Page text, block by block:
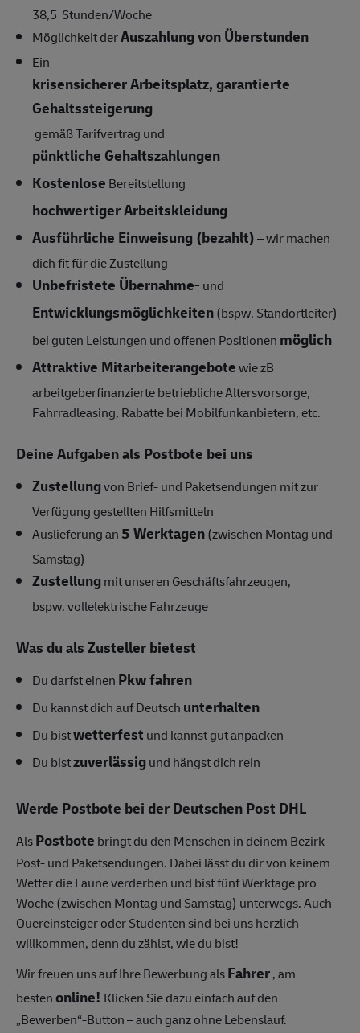
38,5 Stunden/Woche
Möglichkeit derAuszahlung von Überstunden
Ein
krisensicherer Arbeitsplatz, garantierte
Gehaltssteigerung
gemäß Tarifvertrag und
pünktliche Gehaltszahlungen
Kostenlose Bereitstellung
hochwertiger Arbeitskleidung
Ausführliche Einweisung (bezahlt)– wir machen
dich fit für die Zustellung
Unbefristete Übernahme- und
Entwicklungsmöglichkeiten(bspw. Standortleiter)
bei guten Leistungen und offenen Positionen möglich
Attraktive Mitarbeiterangebotewie zB
arbeitgeberfinanzierte betriebliche Altersvorsorge,
Fahrradleasing, Rabatte bei Mobilfunkanbietern, etc.
Deine Aufgaben als Postbote bei uns
Zustellungvon Brief- und Paketsendungen mit zur
Verfügung gestellten Hilfsmitteln
Auslieferung an5 Werktagen(zwischen Montag und
Samstag)
Zustellungmit unseren Geschäftsfahrzeugen,
bspw.vollelektrische Fahrzeuge
Was du als Zusteller bietest
Du darfst einen Pkw fahren
Du kannst dich auf Deutsch unterhalten
Du bistwetterfest und kannst gut anpacken
Du bistzuverlässigund hängst dich rein
Werde Postbote bei der Deutschen Post DHL
AlsPostbote bringt du den Menschen in deinem Bezirk
Post- und Paketsendungen. Dabei lässt du dir von keinem
Wetter die Laune verderben und bist fünf Werktage pro
Woche (zwischen Montag und Samstag) unterwegs.Auch
Quereinsteiger oder Studenten sind bei uns herzlich
willkommen, denn du zählst, wie du bist!
Wir freuen uns auf Ihre Bewerbung alsFahrer, am
bestenonline! Klicken Sie dazu einfach auf den
„Bewerben“-Button – auch ganz ohne Lebenslauf.